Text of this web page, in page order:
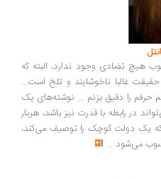
هیچ تضادی وجود ندارد، البته که
غالبا ناخوشایند و تلخ است...
حرفم را دقیق بزنم ... نوشته‌های یک
در رابطه با قدرت نیز باشد، هربار
که یک دولت کوچک را توصیف می‌کند،
می‌شود ...